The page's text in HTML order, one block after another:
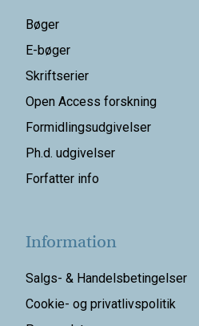
Bøger
E-bøger
Skriftserier
Open Access forskning
Formidlingsudgivelser
Ph.d. udgivelser
Forfatter info
Information
Salgs- & Handelsbetingelser
Cookie- og privatlivspolitik